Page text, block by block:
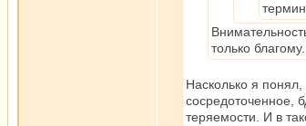
только благому.
Насколько я
сосредоточенное,
теряемости. И в